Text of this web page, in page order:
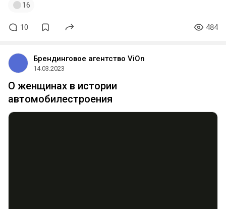
16
10 484
Брендинговое агентство ViOn
14.03.2023
О женщинах в истории
автомобилестроения